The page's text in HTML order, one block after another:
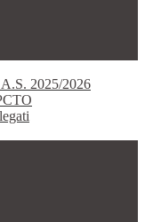
2025/2026